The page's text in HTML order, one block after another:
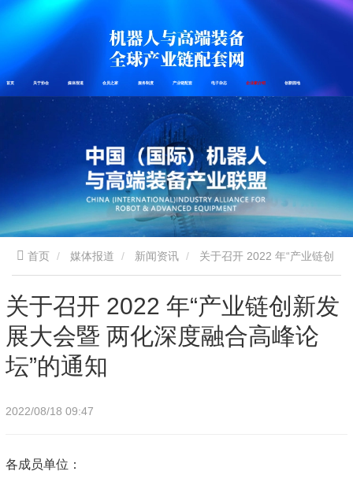
首页 关于协会 媒体报道 会员之家 服务制度 产业链配套 电子杂志 企业家介绍 创新园地
首页 媒体报道 新闻资讯
新发展大会暨 两化深度融合高峰论坛”的通知
关于召开 2022 年“产业链创新发
展大会暨 两化深度融合高峰论
坛”的通知
2022/08/18 09:47
各成员单位：